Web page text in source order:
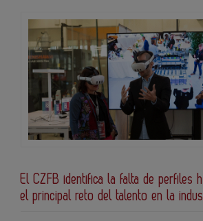
El CZFB identifica la falta de perfiles
el principal reto del talento en la